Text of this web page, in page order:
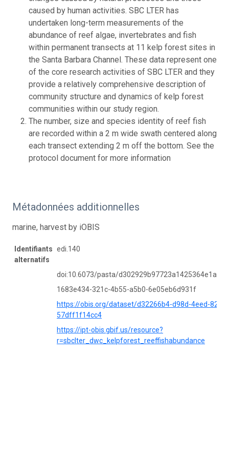
caused by human activities. SBC LTER has
undertaken long-term measurements of the
abundance of reef algae, invertebrates and fish
within permanent transects at 11 kelp forest sites in
the Santa Barbara Channel. These data represent one
of the core research activities of SBC LTER and they
provide a relatively comprehensive description of
community structure and dynamics of kelp forest
communities within our study region.
The number, size and species identity of reef fish
are recorded within a 2 m wide swath centered along
each transect extending 2 m off the bottom. See the
protocol document for more information
Métadonnées additionnelles
marine, harvest by iOBIS
Identifiants
alternatifs
edi.140
doi:10.6073/pasta/
1683e434-321c-4b55-a5b0-6e05eb6d931f
https://obis.org/dataset/d32266b4-d98d-4eed-8207-
57dff1f14cc4
https://ipt-obis.gbif.us/resource?
r=sbclter_dwc_kelpforest_reeffishabundance